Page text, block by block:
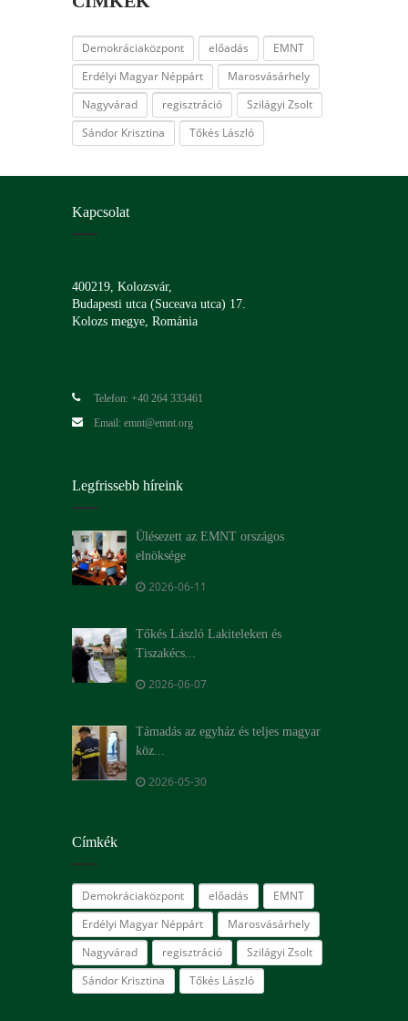
Demokráciaközpont előadás
EMNT
Erdélyi Magyar Néppárt
Marosvásárhely
Nagyvárad
regisztráció
Szilágyi Zsolt
Sándor Krisztina
Tőkés László
Kapcsolat
400219, Kolozsvár,
Budapesti utca (Suceava utca) 17.
Kolozs megye, Románia
Telefon: +40 264 333461
Email: emnt@emnt.org
Legfrissebb híreink
Ülésezett az EMNT országos
elnöksége
2026-06-11
Tőkés László Lakiteleken és
Tiszakécs...
2026-06-07
Támadás az egyház és teljes magyar
köz...
2026-05-30
Címkék
Demokráciaközpont előadás
EMNT
Erdélyi Magyar Néppárt
Marosvásárhely
Nagyvárad
regisztráció
Szilágyi Zsolt
Sándor Krisztina
Tőkés László